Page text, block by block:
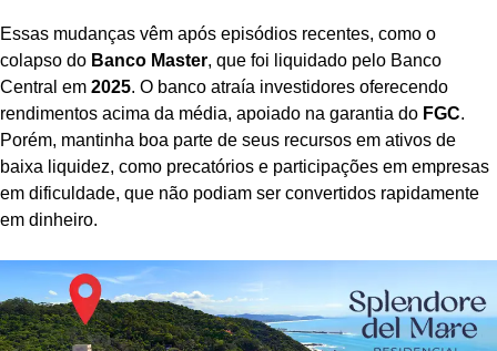
Essas mudanças vêm após episódios recentes, como o
colapso do Banco Master, que foi liquidado pelo Banco
Central em 2025. O banco atraía investidores oferecendo
rendimentos acima da média, apoiado na garantia do FGC.
Porém, mantinha boa parte de seus recursos em ativos de
baixa liquidez, como precatórios e participações em empresas
em dificuldade, que não podiam ser convertidos rapidamente
em dinheiro.